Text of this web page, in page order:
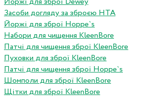
Засоби догляду за зброєю HTA
Йоржі для зброї Hoppe`s
Набори для чищення KleenBore
Патчі для чищення зброї KleenBore
Пуховки для зброї KleenBore
Патчі для чищення зброї Hoppe`s
Шомполи для зброї KleenBore
Щітки для зброї KleenBore